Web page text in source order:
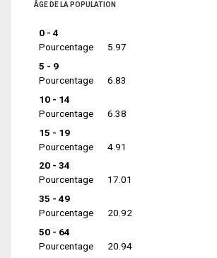
ÂGE DE LA POPULATION
0 - 4
Pourcentage
5.97
5 - 9
Pourcentage
6.83
10 - 14
Pourcentage
6.38
15 - 19
Pourcentage
4.91
20 - 34
Pourcentage
17.01
35 - 49
Pourcentage
20.92
50 - 64
Pourcentage
20.94